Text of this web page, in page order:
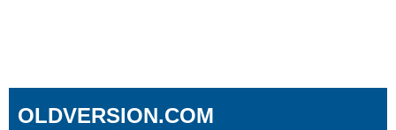
OLDVERSION.COM